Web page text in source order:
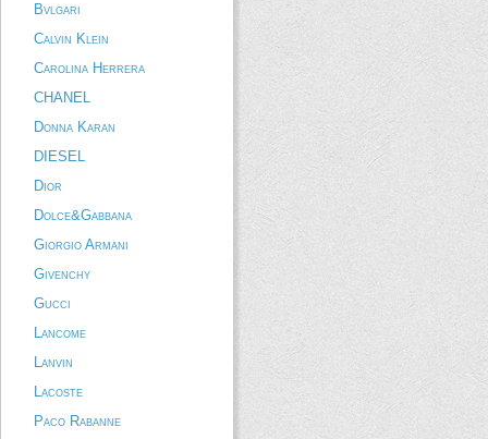
Bvlgari
Calvin Klein
Carolina Herrera
CHANEL
Donna Karan
DIESEL
Dior
Dolce&Gabbana
Giorgio Armani
Givenchy
Gucci
Lancome
Lanvin
Lacoste
Paco Rabanne